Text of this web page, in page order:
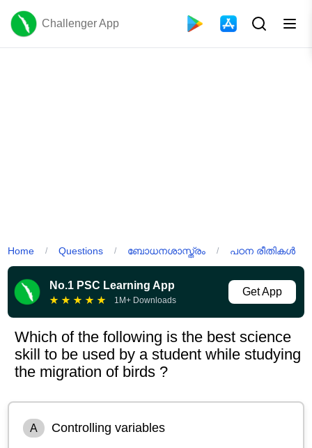
Challenger App
Home / Questions / ബോധനശാസ്ത്രം / പഠന രീതികൾ
No.1 PSC Learning App
★ ★ ★ ★ ★ 1M+ Downloads
Get App
Which of the following is the best science
skill to be used by a student while studying
the migration of birds ?
A Controlling variables